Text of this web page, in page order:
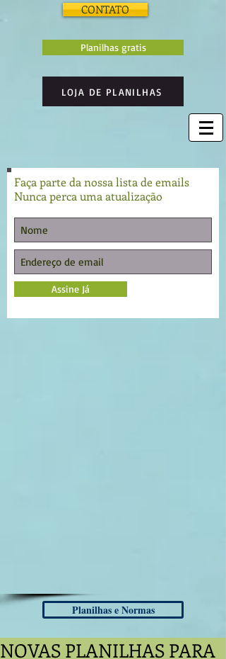
CONTATO
Planilhas gratis
LOJA DE PLANILHAS
Faça parte da nossa lista de emails
Nunca perca uma atualização
Assine Já
Planilhas e Normas
NOVAS PLANILHAS PARA